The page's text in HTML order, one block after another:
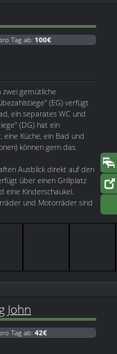
Tag ab: 100€
zwei gemütliche
(EG) verfügt
ein separates WC und
(DG) hat ein
eine Küche, ein Bad und
können gern das
Ausblick direkt auf den
über einen Grillplatz
eine Kinderschaukel.
und Motorräder sind
John
Tag ab: 42€